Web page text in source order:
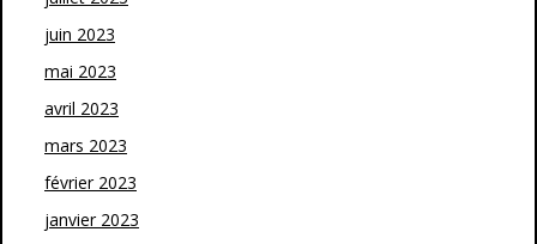
juin 2023
mai 2023
avril 2023
mars 2023
février 2023
janvier 2023